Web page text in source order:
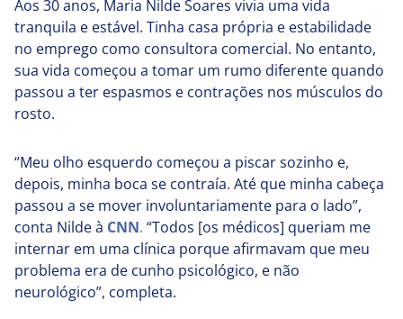
Aos 30 anos, Maria Nilde Soares vivia uma vida
tranquila e estável. Tinha casa própria e estabilidade
no emprego como consultora comercial. No entanto,
sua vida começou a tomar um rumo diferente quando
passou a ter espasmos e contrações nos músculos do
rosto.
“Meu olho esquerdo começou a piscar sozinho e,
depois, minha boca se contraía. Até que minha cabeça
passou a se mover involuntariamente para o lado”,
conta Nilde à CNN. “Todos [os médicos] queriam me
internar em uma clínica porque afirmavam que meu
problema era de cunho psicológico, e não
neurológico”, completa.